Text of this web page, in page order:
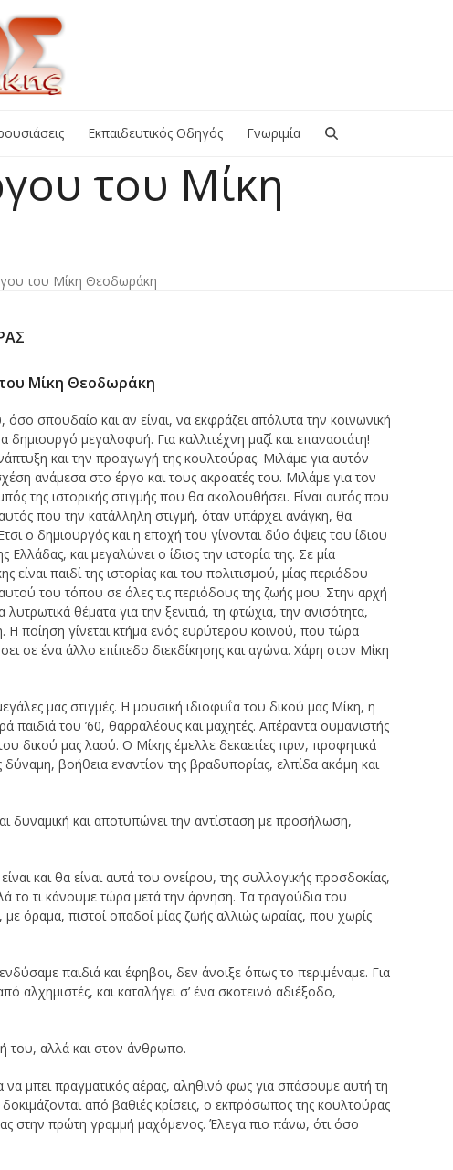
Εκπαιδευτικός Οδηγός Γνωριμία
του Μίκη
του Μίκη Θεοδωράκη
Μίκη Θεοδωράκη
σπουδαίο και αν είναι, να εκφράζει απόλυτα την κοινωνική
δημιουργό μεγαλοφυή. Για καλλιτέχνη μαζί και επαναστάτη!
και την προαγωγή της κουλτούρας. Μιλάμε για αυτόν
ανάμεσα στο έργο και τους ακροατές του. Μιλάμε για τον
της ιστορικής στιγμής που θα ακολουθήσει. Είναι αυτός που
που την κατάλληλη στιγμή, όταν υπάρχει ανάγκη, θα
ο δημιουργός και η εποχή του γίνονται δύο όψεις του ίδιου
και μεγαλώνει ο ίδιος την ιστορία της. Σε μία
παιδί της ιστορίας και του πολιτισμού, μίας περιόδου
του τόπου σε όλες τις περιόδους της ζωής μου. Στην αρχή
θέματα για την ξενιτιά, τη φτώχια, την ανισότητα,
ποίηση γίνεται κτήμα ενός ευρύτερου κοινού, που τώρα
σε ένα άλλο επίπεδο διεκδίκησης και αγώνα. Χάρη στον Μίκη
μας στιγμές. Η μουσική ιδιοφυΐα του δικού μας Μίκη, η
παιδιά του ’60, θαρραλέους και μαχητές. Απέραντα ουμανιστής
δικού μας λαού. Ο Μίκης έμελλε δεκαετίες πριν, προφητικά
βοήθεια εναντίον της βραδυπορίας, ελπίδα ακόμη και
δυναμική και αποτυπώνει την αντίσταση με προσήλωση,
και θα είναι αυτά του ονείρου, της συλλογικής προσδοκίας,
το τι κάνουμε τώρα μετά την άρνηση. Τα τραγούδια του
όραμα, πιστοί οπαδοί μίας ζωής αλλιώς ωραίας, που χωρίς
παιδιά και έφηβοι, δεν άνοιξε όπως το περιμέναμε. Για
αλχημιστές, και καταλήγει σ’ ένα σκοτεινό αδιέξοδο,
του, αλλά και στον άνθρωπο.
μπει πραγματικός αέρας, αληθινό φως για σπάσουμε αυτή τη
από βαθιές κρίσεις, ο εκπρόσωπος της κουλτούρας
στην πρώτη γραμμή μαχόμενος. Έλεγα πιο πάνω, ότι όσο